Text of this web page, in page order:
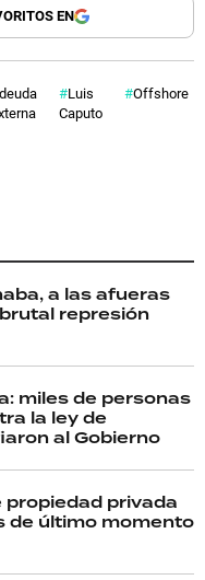
EN
deuda
Luis
Caputo
Offshore
a las afueras
represión
miles de personas
la ley de
al Gobierno
propiedad privada
de último momento